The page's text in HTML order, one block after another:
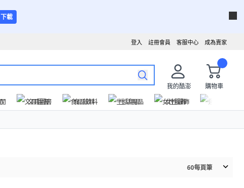
下載
成為賣家
客服中心
註冊會員
登入
我的酷澎
購物車
文具圖書 食品飲料 生活用品 女性服飾
60每頁筆